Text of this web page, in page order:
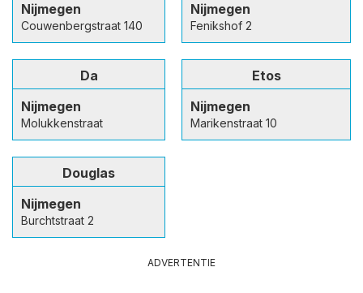
Nijmegen
Couwenbergstraat 140
Nijmegen
Fenikshof 2
Da
Nijmegen
Molukkenstraat
Etos
Nijmegen
Marikenstraat 10
Douglas
Nijmegen
Burchtstraat 2
ADVERTENTIE